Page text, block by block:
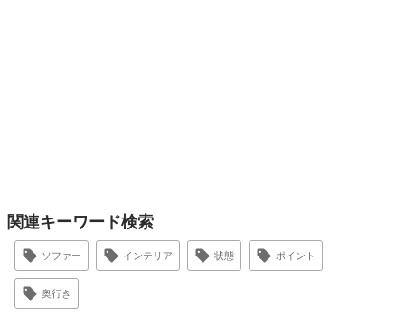
関連キーワード検索
ソファー インテリア 状態 ポイント
奥行き